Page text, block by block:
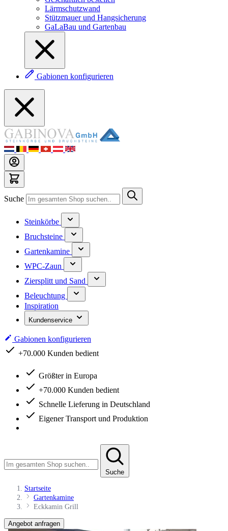
Lärmschutzwand
Stützmauer und Hangsicherung
GaLaBau und Gartenbau
Gabionen konfigurieren
Suche
Steinkörbe
Bruchsteine
Gartenkamine
WPC-Zaun
Ziersplitt und Sand
Beleuchtung
Inspiration
Kundenservice
Gabionen konfigurieren
Schnelle Lieferung in Deutschland
Größter in Europa
+70.000 Kunden bedient
Schnelle Lieferung in Deutschland
Eigener Transport und Produktion
Suche
Startseite
Gartenkamine
Eckkamin Grill
Angebot anfragen